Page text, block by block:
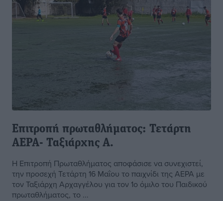
Επιτροπή πρωταθλήματος: Τετάρτη
ΑΕΡΑ- Ταξιάρχης Α.
Η Επιτροπή Πρωταθλήματος αποφάσισε να συνεχιστεί,
την προσεχή Τετάρτη 16 Μαΐου το παιχνίδι της ΑΕΡΑ με
τον Ταξιάρχη Αρχαγγέλου για τον 1ο όμιλο του Παιδικού
πρωταθλήματος, το ...